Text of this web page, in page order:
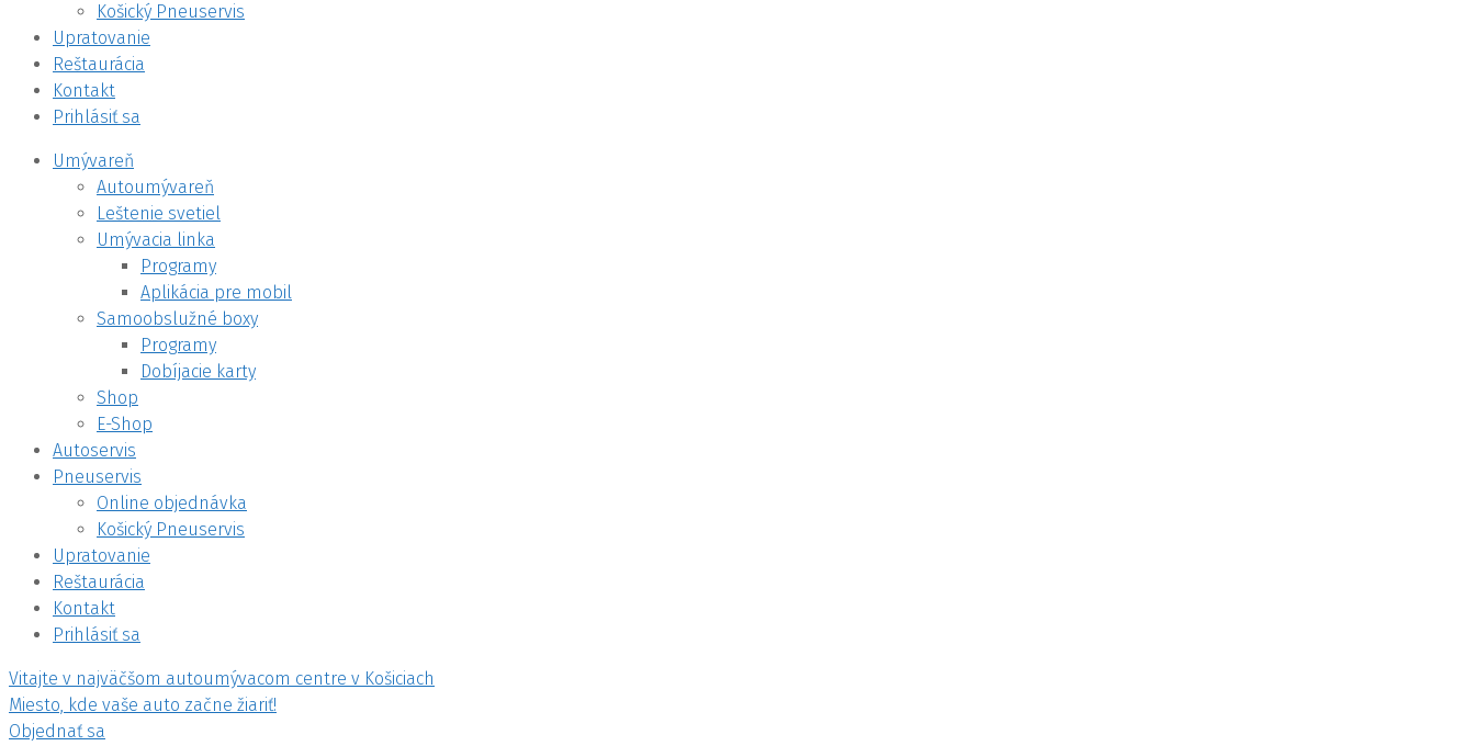
Košický Pneuservis
Upratovanie
Reštaurácia
Kontakt
Prihlásiť sa
Umývareň
Autoumývareň
Leštenie svetiel
Umývacia linka
Programy
Aplikácia pre mobil
Samoobslužné boxy
Programy
Dobíjacie karty
Shop
E-Shop
Autoservis
Pneuservis
Online objednávka
Košický Pneuservis
Upratovanie
Reštaurácia
Kontakt
Prihlásiť sa
Vitajte v najväčšom autoumývacom centre v Košiciach
Miesto, kde vaše auto začne žiariť!
Objednať sa